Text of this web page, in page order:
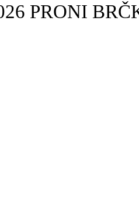
PRONI